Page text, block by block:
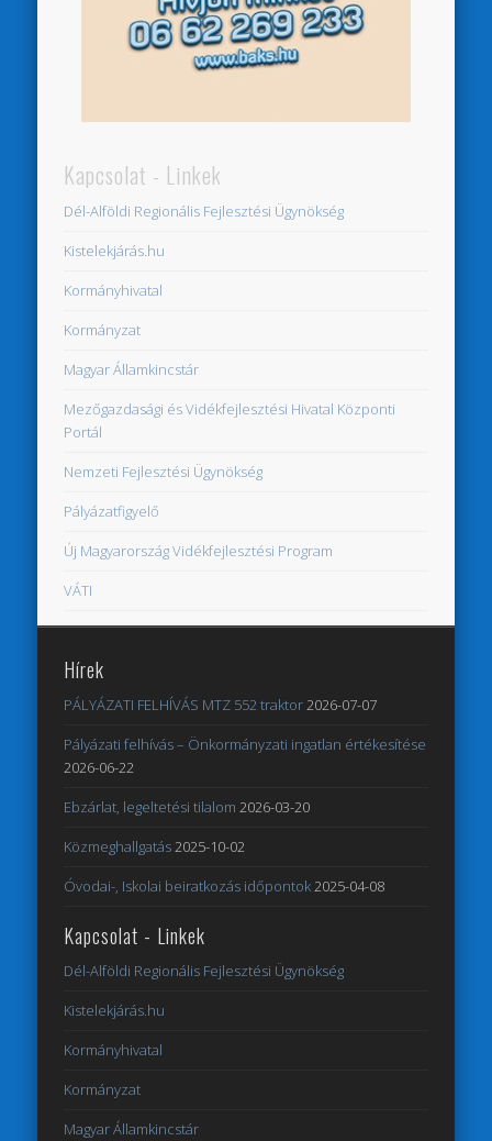
Kapcsolat - Linkek
Dél-Alföldi Regionális Fejlesztési Ügynökség
Kistelekjárás.hu
Kormányhivatal
Kormányzat
Magyar Államkincstár
Mezőgazdasági és Vidékfejlesztési Hivatal Központi
Portál
Nemzeti Fejlesztési Ügynökség
Pályázatfigyelő
Új Magyarország Vidékfejlesztési Program
VÁTI
Hírek
PÁLYÁZATI FELHÍVÁS MTZ 552 traktor2026-07-07
Pályázati felhívás – Önkormányzati ingatlan értékesítése
2026-06-22
Ebzárlat, legeltetési tilalom 2026-03-20
Közmeghallgatás2025-10-02
Óvodai-, Iskolai beiratkozás időpontok2025-04-08
Kapcsolat - Linkek
Dél-Alföldi Regionális Fejlesztési Ügynökség
Kistelekjárás.hu
Kormányhivatal
Kormányzat
Magyar Államkincstár